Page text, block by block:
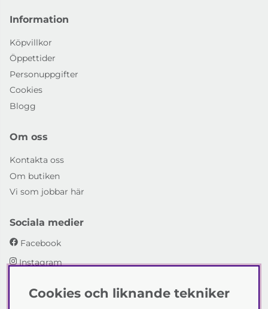
Information
Köpvillkor
Öppettider
Personuppgifter
Cookies
Blogg
Om oss
Kontakta oss
Om butiken
Vi som jobbar här
Sociala medier
Facebook
Instagram
Emmaboda Möbler AB
Cookies och liknande tekniker